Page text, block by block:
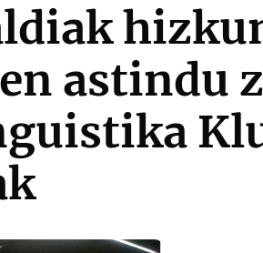
astindu